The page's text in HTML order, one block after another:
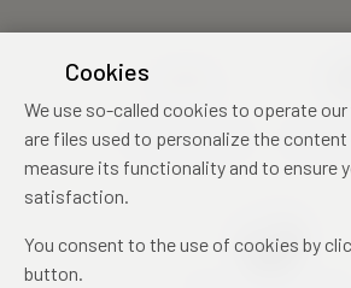
conference centre
Cookies
We use so-called cookies to operate
are files used to personalize the
measure its functionality and to ensure
satisfaction.
You consent to the use of cookies by
button.